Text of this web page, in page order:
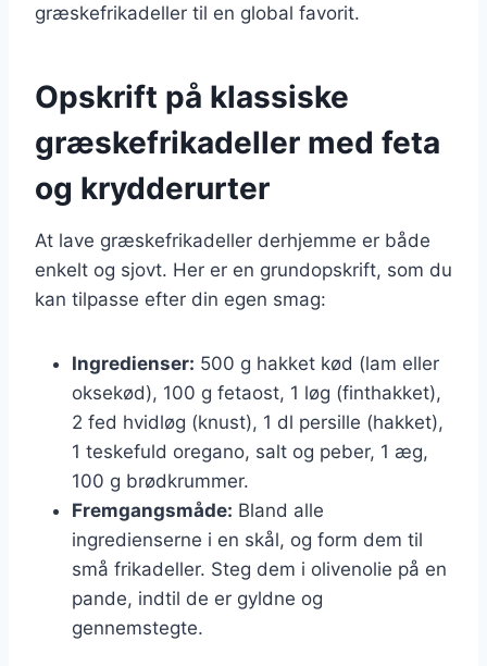
græskefrikadeller til en global favorit.
Opskrift på klassiske
græskefrikadeller med feta
og krydderurter
At lave græskefrikadeller derhjemme er både
enkelt og sjovt. Her er en grundopskrift, som du
kan tilpasse efter din egen smag:
Ingredienser: 500 g hakket kød (lam eller
oksekød), 100 g fetaost, 1 løg (finthakket),
2 fed hvidløg (knust), 1 dl persille (hakket),
1 teskefuld oregano, salt og peber, 1 æg,
100 g brødkrummer.
Fremgangsmåde: Bland alle
ingredienserne i en skål, og form dem til
små frikadeller. Steg dem i olivenolie på en
pande, indtil de er gyldne og
gennemstegte.